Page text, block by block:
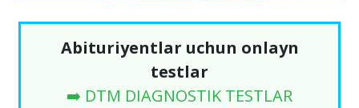
Abituriyentlar uchun onlayn
testlar
➡️ DTM DIAGNOSTIK TESTLAR